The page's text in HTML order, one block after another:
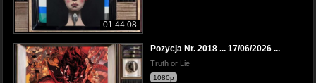
01:44:08
Pozycja Nr. 2018 ... 17/06/2026 ...
Truth or Lie
1080p